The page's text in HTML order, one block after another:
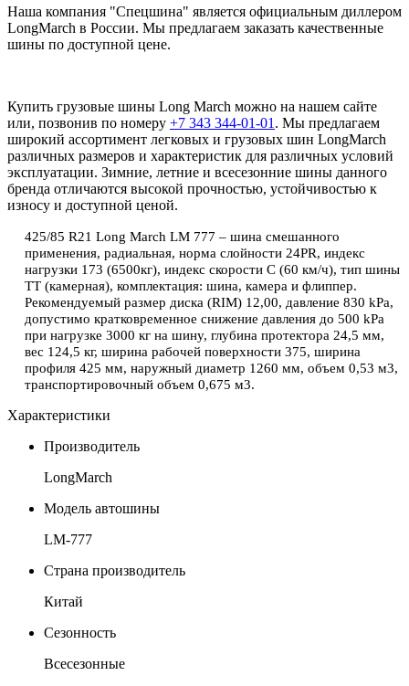
Наша компания "Спецшина" является официальным диллером
LongMarch в России. Мы предлагаем заказать качественные
шины по доступной цене.
Купить грузовые шины Long March можно на нашем сайте
или, позвонив по номеру +7 343 344-01-01 . Мы предлагаем
широкий ассортимент легковых и грузовых шин LongMarch
различных размеров и характеристик для различных условий
эксплуатации. Зимние, летние и всесезонние шины данного
бренда отличаются высокой прочностью, устойчивостью к
износу и доступной ценой.
425/85 R21 Long March LM 777 – шина смешанного
применения, радиальная, норма слойности 24PR, индекс
нагрузки 173 (6500кг), индекс скорости С (60 км/ч), тип шины
ТТ (камерная), комплектация: шина, камера и флиппер.
Рекомендуемый размер диска (RIM) 12,00, давление 830 kPa,
допустимо кратковременное снижение давления до 500 kPa
при нагрузке 3000 кг на шину, глубина протектора 24,5 мм,
вес 124,5 кг, ширина рабочей поверхности 375, ширина
профиля 425 мм, наружный диаметр 1260 мм, объем 0,53 м3,
транспортировочный объем 0,675 м3.
Характеристики
Производитель
LongMarch
Модель автошины
LM-777
Страна производитель
Китай
Сезонность
Всесезонные